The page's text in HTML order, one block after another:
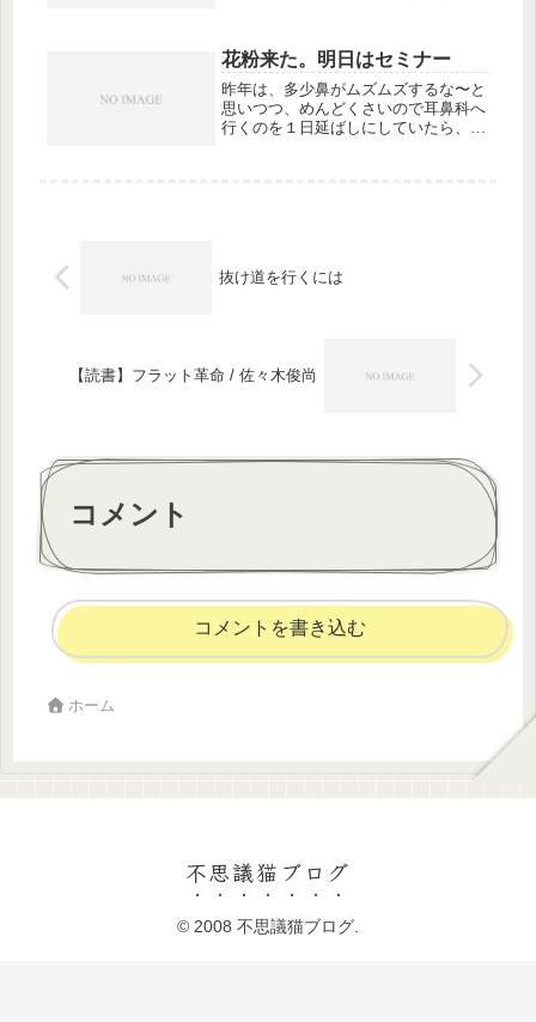
圧？！）文章の力ってすごいです
ね。。伝わるべきメッセージはこのよ
うに、...
花粉来た。明日はセミナー
昨年は、多少鼻がムズムズするな〜と
思いつつ、めんどくさいので耳鼻科へ
行くのを１日延ばしにしていたら、そ
抜け道を行くには
【読書】フラット革命 / 佐々木俊尚
コメント
コメントを書き込む
ホーム
不思議猫ブログ
© 2008 不思議猫ブログ.